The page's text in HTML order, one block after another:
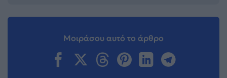
Μοιράσου αυτό το άρθρο